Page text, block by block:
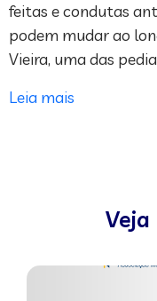
feitas e condutas
podem mudar ao
Vieira, uma das
Leia mais